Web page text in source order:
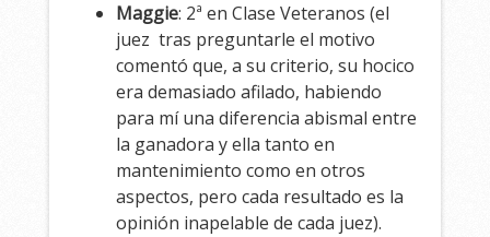
Maggie: 2ª en Clase Veteranos (el
juez tras preguntarle el motivo
comentó que, a su criterio, su hocico
era demasiado afilado, habiendo
para mí una diferencia abismal entre
la ganadora y ella tanto en
mantenimiento como en otros
aspectos, pero cada resultado es la
opinión inapelable de cada juez).